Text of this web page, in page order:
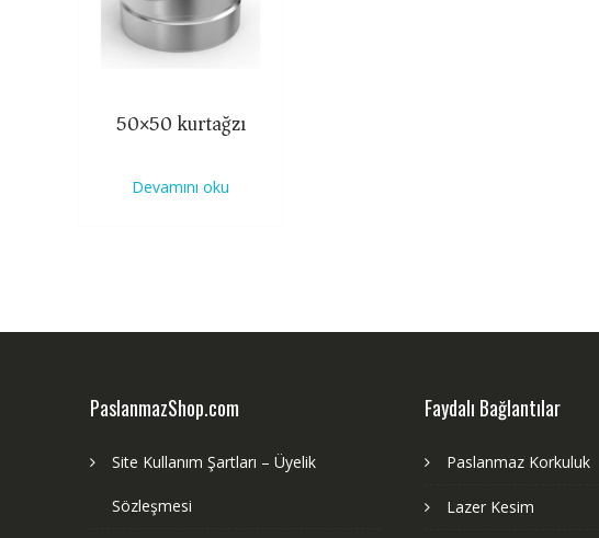
50×50 kurtağzı
Devamını oku
PaslanmazShop.com
Site Kullanım Şartları – Üyelik
Sözleşmesi
Faydalı Bağlantılar
Paslanmaz Korkuluk
Lazer Kesim